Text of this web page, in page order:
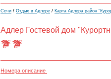
Сочи / Отдых в Адлере / Карта Адлера район
Адлер Гостевой дом
Номера описание